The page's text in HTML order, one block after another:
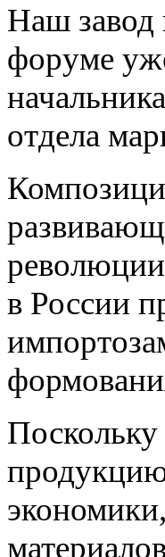
Наш завод
форуме
отдела
в России